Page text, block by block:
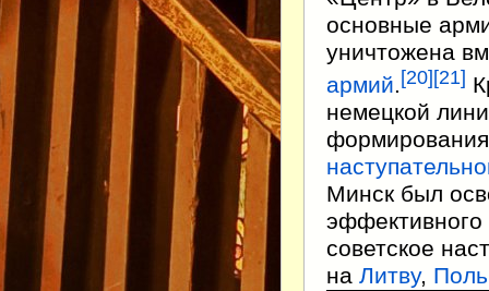
основные
уничтожена
армий. [20] [21]
немецкой
Минск был
эффективного
советское
на Литву,